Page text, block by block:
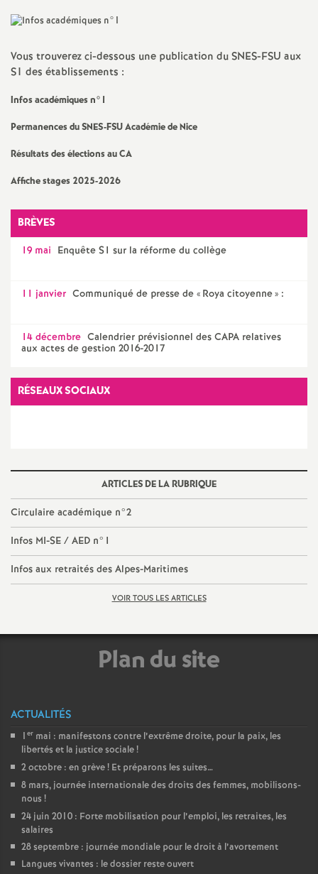
t
a
l
d
e
E
s
e
i
g
e
e
t
s
Vous trouverez ci-dessous une publication du SNES-FSU aux
S1 des établissements :
Infos académiques n°1
Permanences du SNES-FSU Académie de Nice
Résultats des élections au CA
Affiche stages 2025-2026
BRÈVES
19 mai Enquête S1 sur la réforme du collège
11 janvier Communiqué de presse de « Roya citoyenne» :
14 décembre Calendrier prévisionnel des CAPA relatives
aux actes de gestion 2016-2017
RÉSEAUX SOCIAUX
ARTICLES DE LA RUBRIQUE
Circulaire académique n°2
Infos MI-SE / AED n°1
Infos aux retraités des Alpes-Maritimes
VOIR TOUS LES ARTICLES
Plan du site
ACTUALITÉS
1 er mai : manifestons contre l’extrême droite, pour la paix, les
libertés et la justice sociale!
2 octobre : en grève! Et préparons les suites…
8 mars, journée internationale des droits des femmes, mobilisons-
nous !
24 juin 2010 : Forte mobilisation pour l’emploi, les retraites, les
salaires
28 septembre : journée mondiale pour le droit à l’avortement
Langues vivantes : le dossier reste ouvert